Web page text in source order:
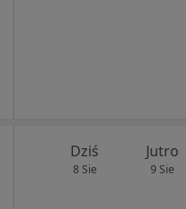
Dziś
8 Sie
Jutro
9 Sie